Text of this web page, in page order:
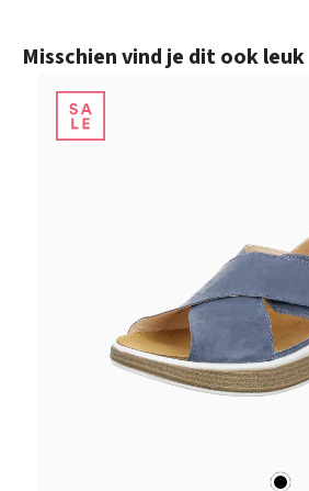
Productgalerij overslaan
Misschien vind je dit ook leuk
zwart